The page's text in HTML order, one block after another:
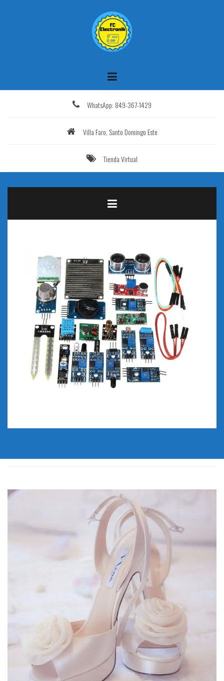
WhatsApp: 849-367-1429
Villa Faro, Santo Domingo Este
Tienda Virtual